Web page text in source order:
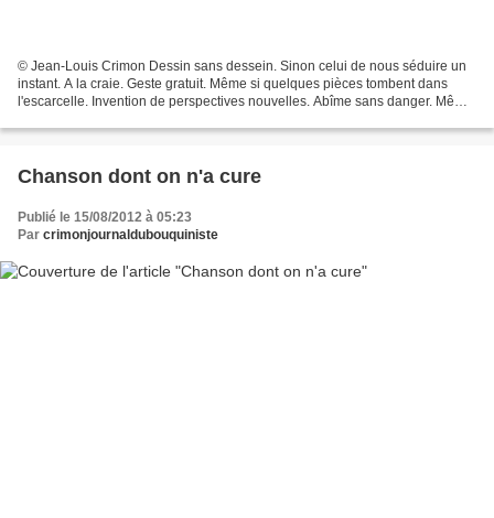
© Jean-Louis Crimon Dessin sans dessein. Sinon celui de nous séduire un
instant. A la craie. Geste gratuit. Même si quelques pièces tombent dans
l'escarcelle. Invention de perspectives nouvelles. Abîme sans danger. Même
Chanson dont on n'a cure
Publié le 15/08/2012 à 05:23
Par crimonjournaldubouquiniste